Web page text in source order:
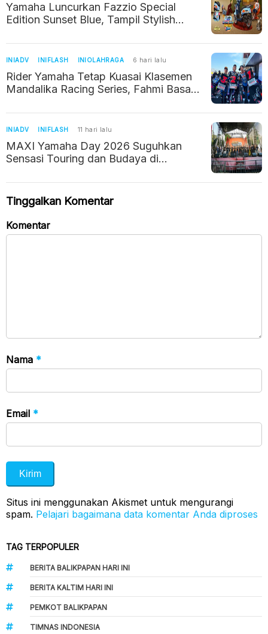
Yamaha Luncurkan Fazzio Special
Edition Sunset Blue, Tampil Stylish
INIADV INIFLASH INIOLAHRAGA 6 hari lalu
Rider Yamaha Tetap Kuasai Klasemen
Mandalika Racing Series, Fahmi Basam
INIADV INIFLASH 11 hari lalu
MAXI Yamaha Day 2026 Suguhkan
Sensasi Touring dan Budaya di
Tinggalkan Komentar
Komentar
Nama *
Email *
Situs ini menggunakan Akismet untuk mengurangi
spam. Pelajari bagaimana data komentar Anda diproses
TAG TERPOPULER
BERITA BALIKPAPAN HARI INI
BERITA KALTIM HARI INI
PEMKOT BALIKPAPAN
TIMNAS INDONESIA